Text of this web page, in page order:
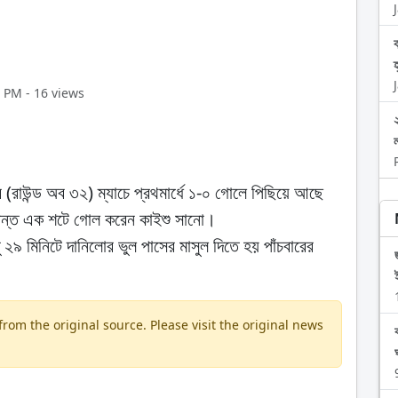
PM - 16 views
(রাউন্ড অব ৩২) ম্যাচে প্রথমার্ধে ১-০ গোলে পিছিয়ে আছে
এক শটে গোল করেন কাইশু সানো।
মিনিটে দানিলোর ভুল পাসের মাসুল দিতে হয় পাঁচবারের
the original source. Please visit the original news